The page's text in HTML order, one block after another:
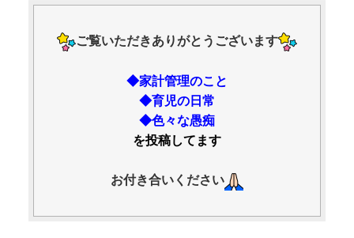
ご覧いただきありがとうございます
◆家計管理のこと
◆育児の日常
◆色々な愚痴
を投稿してます
お付き合いください